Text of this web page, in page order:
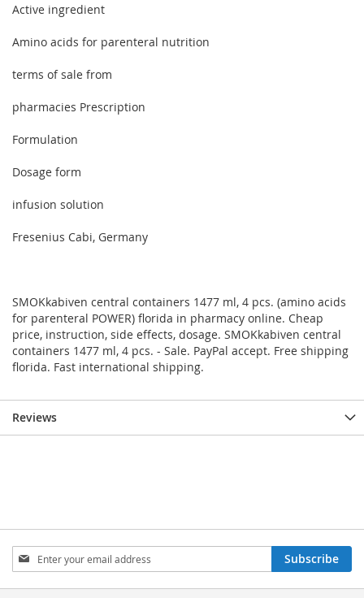
Active ingredient
Amino acids for parenteral nutrition
terms of sale from
pharmacies Prescription
Formulation
Dosage form
infusion solution
Fresenius Cabi, Germany
SMOKkabiven central containers 1477 ml, 4 pcs. (amino acids
for parenteral POWER) florida in pharmacy online. Cheap
price, instruction, side effects, dosage. SMOKkabiven central
containers 1477 ml, 4 pcs. - Sale. PayPal accept. Free shipping
florida. Fast international shipping.
Reviews
Sign
Up
for
Subscribe